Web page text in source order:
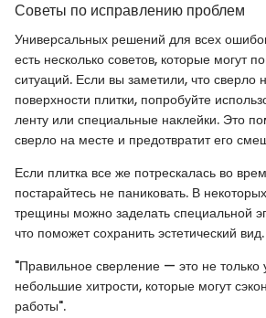
Советы по исправлению проблем
Универсальных решений для всех
есть несколько советов, которые могут
ситуаций. Если вы заметили, что сверло
поверхности плитки, попробуйте
ленту или специальные наклейки. Это
сверло на месте и предотвратит его
Если плитка все же потрескалась во
постарайтесь не паниковать. В
трещины можно заделать специальной
что поможет сохранить эстетический вид.
"Правильное сверление — это не только
небольшие хитрости, которые могут
работы".